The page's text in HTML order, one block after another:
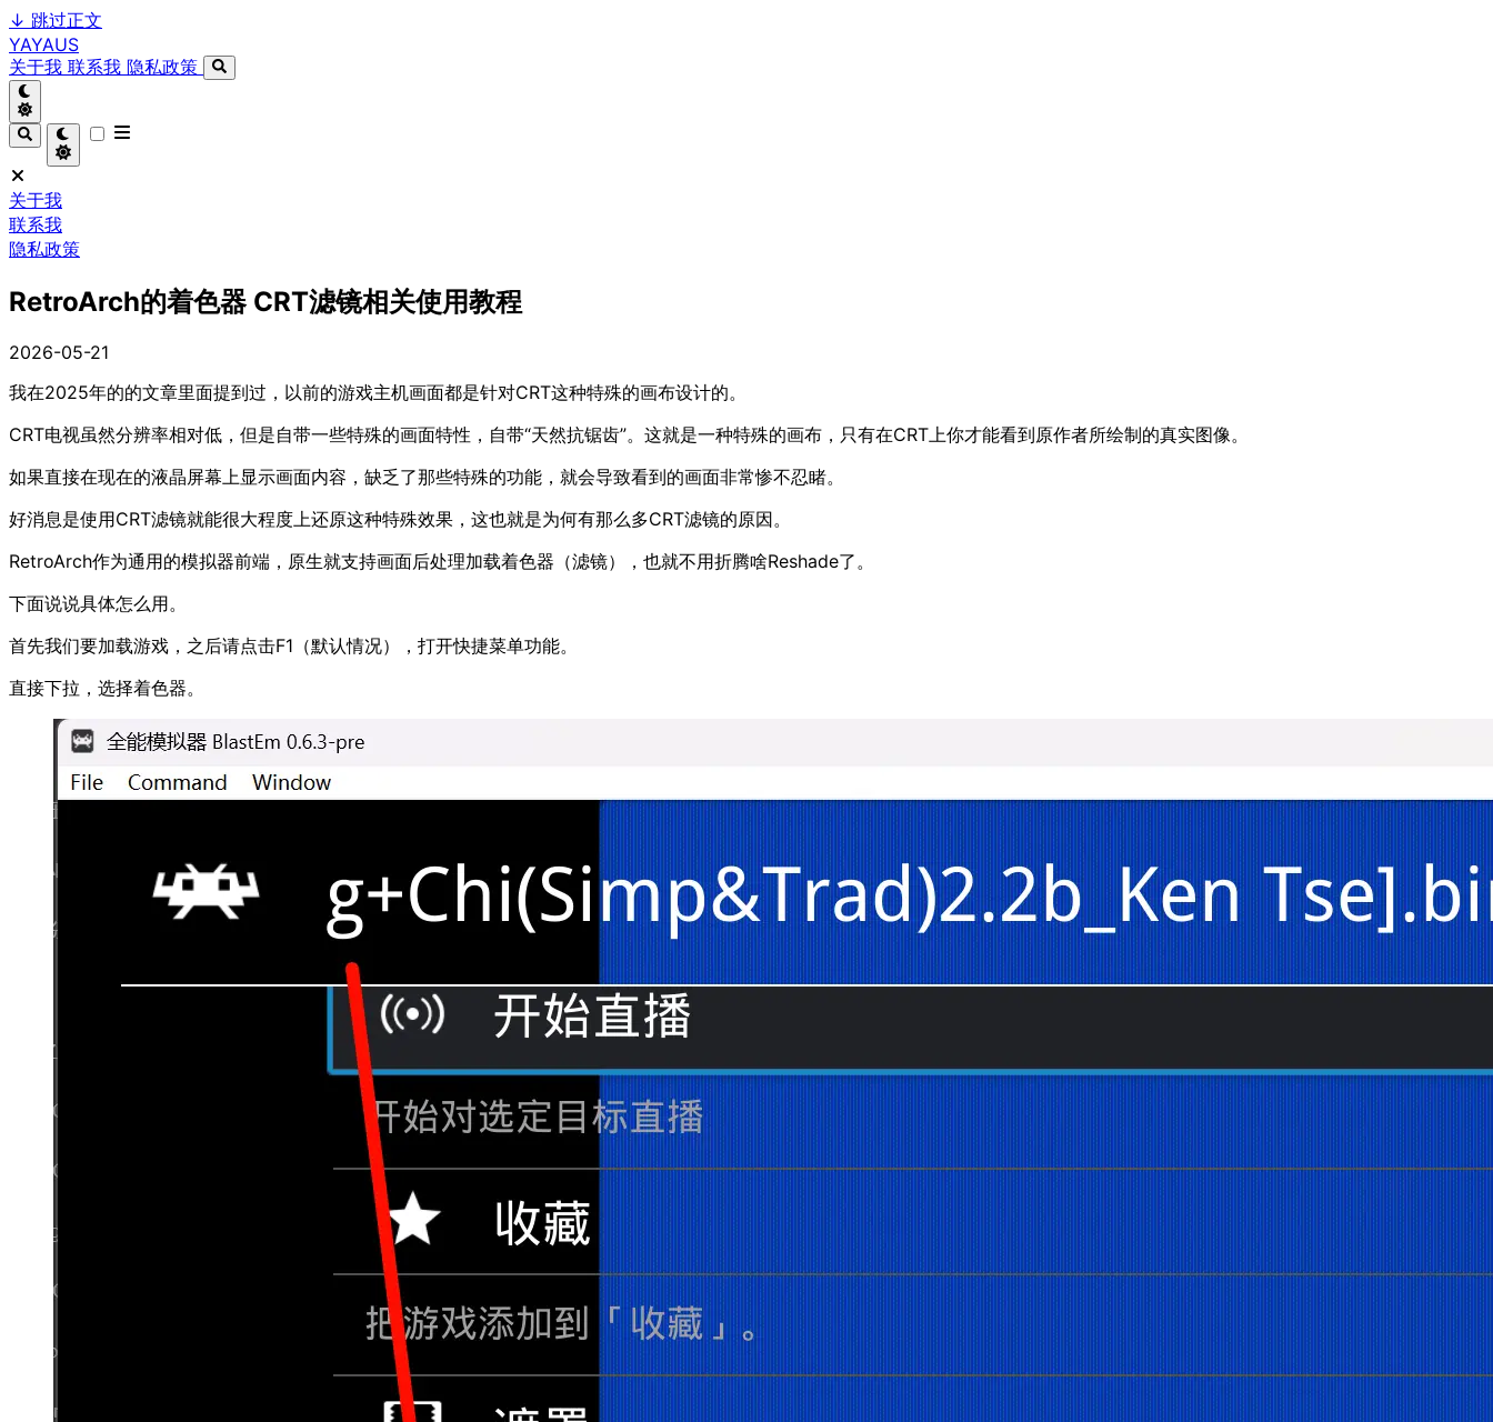
↓ 跳过正文
YAYAUS
关于我 联系我 隐私政策
关于我
联系我
隐私政策
RetroArch的着色器 CRT滤镜相关使用教程
2026-05-21
我在2025年的的文章里面提到过，以前的游戏主机画面都是针对CRT这种特殊的画布设计的。
CRT电视虽然分辨率相对低，但是自带一些特殊的画面特性，自带“天然抗锯齿”。这就是一种特殊的画布，只有在CRT上你才能看到原作者所绘制的真实图像。
如果直接在现在的液晶屏幕上显示画面内容，缺乏了那些特殊的功能，就会导致看到的画面非常惨不忍睹。
好消息是使用CRT滤镜就能很大程度上还原这种特殊效果，这也就是为何有那么多CRT滤镜的原因。
RetroArch作为通用的模拟器前端，原生就支持画面后处理加载着色器（滤镜），也就不用折腾啥Reshade了。
下面说说具体怎么用。
首先我们要加载游戏，之后请点击F1（默认情况），打开快捷菜单功能。
直接下拉，选择着色器。